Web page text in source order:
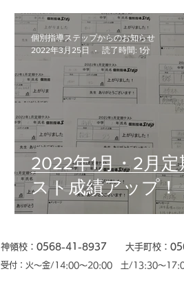
2022年1月・2月
スト成績アップ！
個別指導ステップからのお知らせ
2022年3月25日
読了時間: 1分
神領校： 0568-41-8937 大手町校：
受付：火〜金/14:00〜20:00 土/13:30〜